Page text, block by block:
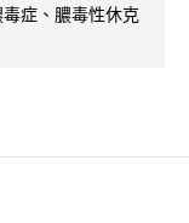
症、膿毒性休克